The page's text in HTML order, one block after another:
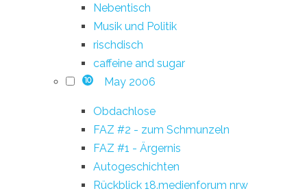
Nebentisch
Musik und Politik
rischdisch
caffeine and sugar
10 May 2006
Obdachlose
FAZ #2 - zum Schmunzeln
FAZ #1 - Ärgernis
Autogeschichten
Rückblick 18.medienforum nrw